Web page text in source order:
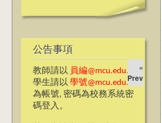
公告事項
教師請以 員編@mcu.edu.tw
學生請以 學號@mcu.edu.tw
為帳號, 密碼為校務系統密
碼登入。
«
Prev